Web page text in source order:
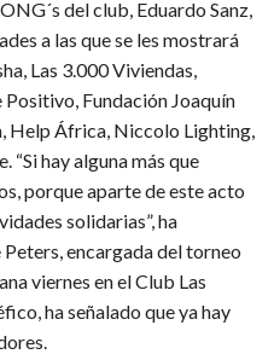
del club, Eduardo Sanz,
a las que se les mostrará
Las 3.000 Viviendas,
Fundación Joaquín
Help África, Niccolo Lighting,
hay alguna más que
porque aparte de este acto
solidarias”, ha
encargada del torneo
viernes en el Club Las
ha señalado que ya hay